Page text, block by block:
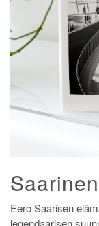
Eero Saarisen
legendaarisen